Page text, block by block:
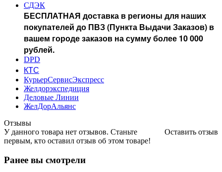
СДЭК
БЕСПЛАТНАЯ доставка в регионы для наших
покупателей до ПВЗ (Пункта Выдачи Заказов) в
вашем городе заказов на сумму более 10 000
рублей.
DPD
КТС
КурьерСервисЭкспресс
Желдорэкспедиция
Деловые Линии
ЖелДорАльянс
Отзывы
Оставить отзыв
У данного товара нет отзывов. Станьте
первым, кто оставил отзыв об этом товаре!
Ранее вы смотрели